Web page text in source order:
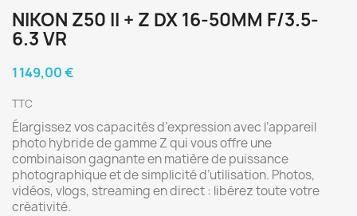
NIKON Z50 II + Z DX 16-50MM F/3.5-
6.3 VR
1 149,00 €
TTC
Élargissez vos capacités d’expression avec l’appareil
photo hybride de gamme Z qui vous offre une
combinaison gagnante en matière de puissance
photographique et de simplicité d’utilisation. Photos,
vidéos, vlogs, streaming en direct : libérez toute votre
créativité.